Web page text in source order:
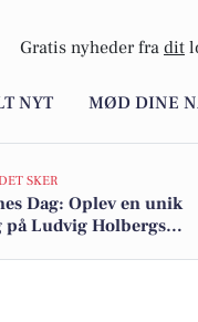
Gratis nyheder fra dit
NYT MØD DINE
SKER
Dag: Oplev en unik
Ludvig Holbergs